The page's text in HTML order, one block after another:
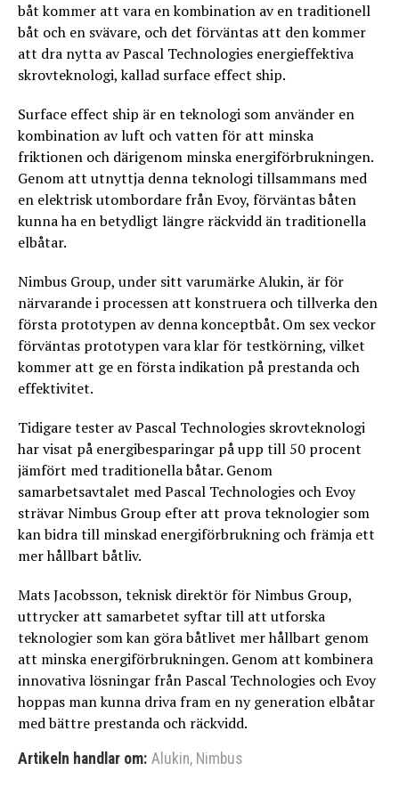
båt kommer att vara en kombination av en traditionell
båt och en svävare, och det förväntas att den kommer
att dra nytta av Pascal Technologies energieffektiva
skrovteknologi, kallad surface effect ship.
Surface effect ship är en teknologi som använder en
kombination av luft och vatten för att minska
friktionen och därigenom minska energiförbrukningen.
Genom att utnyttja denna teknologi tillsammans med
en elektrisk utombordare från Evoy, förväntas båten
kunna ha en betydligt längre räckvidd än traditionella
elbåtar.
Nimbus Group, under sitt varumärke Alukin, är för
närvarande i processen att konstruera och tillverka den
första prototypen av denna konceptbåt. Om sex veckor
förväntas prototypen vara klar för testkörning, vilket
kommer att ge en första indikation på prestanda och
effektivitet.
Tidigare tester av Pascal Technologies skrovteknologi
har visat på energibesparingar på upp till 50 procent
jämfört med traditionella båtar. Genom
samarbetsavtalet med Pascal Technologies och Evoy
strävar Nimbus Group efter att prova teknologier som
kan bidra till minskad energiförbrukning och främja ett
mer hållbart båtliv.
Mats Jacobsson, teknisk direktör för Nimbus Group,
uttrycker att samarbetet syftar till att utforska
teknologier som kan göra båtlivet mer hållbart genom
att minska energiförbrukningen. Genom att kombinera
innovativa lösningar från Pascal Technologies och Evoy
hoppas man kunna driva fram en ny generation elbåtar
med bättre prestanda och räckvidd.
Artikeln handlar om: Alukin, Nimbus